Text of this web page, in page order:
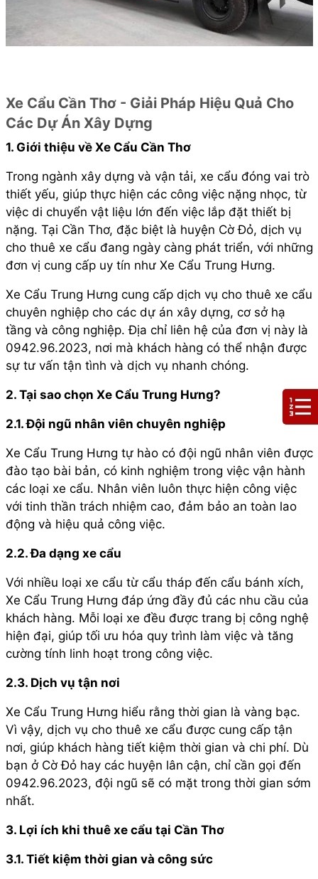
Xe Cẩu Cần Thơ - Giải Pháp Hiệu Quả Cho
Các Dự Án Xây Dựng
1. Giới thiệu về Xe Cẩu Cần Thơ
Trong ngành xây dựng và vận tải, xe cẩu đóng vai trò
thiết yếu, giúp thực hiện các công việc nặng nhọc, từ
việc di chuyển vật liệu lớn đến việc lắp đặt thiết bị
nặng. Tại Cần Thơ, đặc biệt là huyện Cờ Đỏ, dịch vụ
cho thuê xe cẩu đang ngày càng phát triển, với những
đơn vị cung cấp uy tín như Xe Cẩu Trung Hưng.
Xe Cẩu Trung Hưng cung cấp dịch vụ cho thuê xe cẩu
chuyên nghiệp cho các dự án xây dựng, cơ sở hạ
tầng và công nghiệp. Địa chỉ liên hệ của đơn vị này là
0942.96.2023, nơi mà khách hàng có thể nhận được
sự tư vấn tận tình và dịch vụ nhanh chóng.
2. Tại sao chọn Xe Cẩu Trung Hưng?
2.1. Đội ngũ nhân viên chuyên nghiệp
Xe Cẩu Trung Hưng tự hào có đội ngũ nhân viên được
đào tạo bài bản, có kinh nghiệm trong việc vận hành
các loại xe cẩu. Nhân viên luôn thực hiện công việc
với tinh thần trách nhiệm cao, đảm bảo an toàn lao
động và hiệu quả công việc.
2.2. Đa dạng xe cẩu
Với nhiều loại xe cẩu từ cẩu tháp đến cẩu bánh xích,
Xe Cẩu Trung Hưng đáp ứng đầy đủ các nhu cầu của
khách hàng. Mỗi loại xe đều được trang bị công nghệ
hiện đại, giúp tối ưu hóa quy trình làm việc và tăng
cường tính linh hoạt trong công việc.
2.3. Dịch vụ tận nơi
Xe Cẩu Trung Hưng hiểu rằng thời gian là vàng bạc.
Vì vậy, dịch vụ cho thuê xe cẩu được cung cấp tận
nơi, giúp khách hàng tiết kiệm thời gian và chi phí. Dù
bạn ở Cờ Đỏ hay các huyện lân cận, chỉ cần gọi đến
0942.96.2023, đội ngũ sẽ có mặt trong thời gian sớm
nhất.
3. Lợi ích khi thuê xe cẩu tại Cần Thơ
3.1. Tiết kiệm thời gian và công sức